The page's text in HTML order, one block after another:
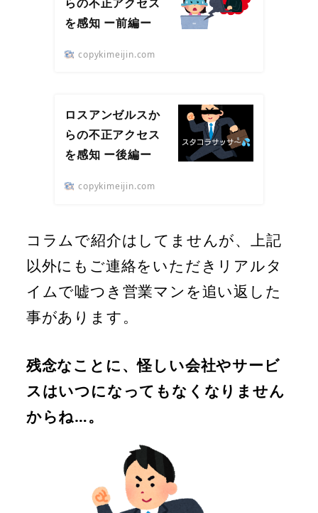
を感知 ー前編ー
copykimeijin.com
ロスアンゼルスか
らの不正アクセス
を感知 ー後編ー
copykimeijin.com
コラムで紹介はしてませんが、上記
以外にもご連絡をいただきリアルタ
イムで嘘つき営業マンを追い返した
事があります。
残念なことに、怪しい会社やサービ
スはいつになってもなくなりません
からね…。